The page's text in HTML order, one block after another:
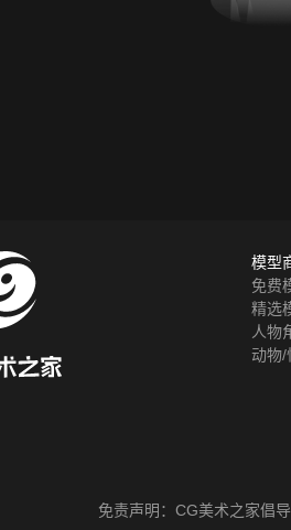
模型
免费
精选
人物
动物/
免责声明： CG美术之家倡